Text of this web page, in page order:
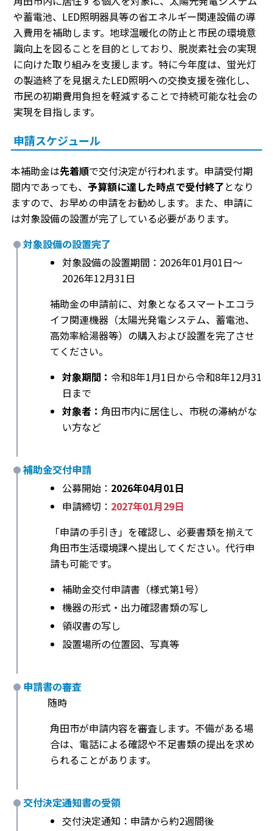
や蓄電池、LED照明器具等の省エネルギー関連設備の導
入費用を補助します。地球温暖化の防止と市民の環境意
識向上を図ることを目的としており、脱炭素社会の実現
に向けた取り組みを支援します。特に今年度は、蛍光灯
の製造終了を見据えたLED照明への交換支援を強化し、
市民の初期費用負担を軽減することで持続可能な社会の
実現を目指します。
申請スケジュール
本補助金は先着順で交付決定が行われます。申請受付期
間内であっても、 予算額に達した時点で受付終了となり
ますので、お早めの申請をお勧めします。また、申請に
は対象設備の設置が完了している必要があります。
対象設備の設置完了
対象設備の設置期間：2026年01月01日〜
2026年12月31日
補助金の申請前に、対象となるスマートエコラ
イフ関連機器（太陽光発電システム、蓄電池、
高効率給湯器等）の購入および設置を完了させ
てください。
対象期間： 令和8年1月1日から令和8年12月31
日まで
対象者： 角田市内に居住し、市税の滞納がな
い方など
補助金交付申請
公募開始： 2026年04月01日
申請締切： 2027年01月29日
「申請の手引き」を確認し、必要書類を揃えて
角田市生活環境課へ提出してください。代行申
請も可能です。
補助金交付申請書（様式第1号）
機器の形式・出力確認書類の写し
領収書の写し
設置場所の位置図、写真等
申請書の審査
随時
角田市が申請内容を審査します。不備がある場
合は、電話による確認や不足書類の提出を求め
られることがあります。
交付決定通知書の受領
交付決定通知：申請から約2週間後